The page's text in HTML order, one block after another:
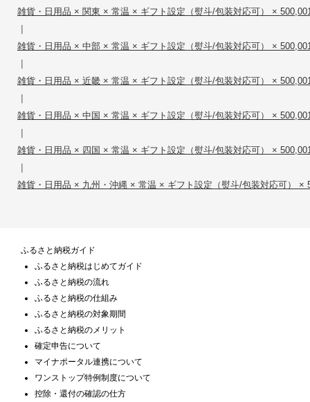
雑貨・日用品 × 関東 × 常温 × ギフト設定（熨斗/包装対応可） ×
|
雑貨・日用品 × 中部 × 常温 × ギフト設定（熨斗/包装対応可） ×
|
雑貨・日用品 × 近畿 × 常温 × ギフト設定（熨斗/包装対応可） ×
|
雑貨・日用品 × 中国 × 常温 × ギフト設定（熨斗/包装対応可） ×
|
雑貨・日用品 × 四国 × 常温 × ギフト設定（熨斗/包装対応可） ×
|
雑貨・日用品 × 九州・沖縄 × 常温 × ギフト設定（熨斗/包装対応可） ×
ふるさと納税ガイド
ふるさと納税はじめてガイド
ふるさと納税の流れ
ふるさと納税の仕組み
ふるさと納税の対象期間
ふるさと納税のメリット
確定申告について
マイナポータル連携について
ワンストップ特例制度について
控除・還付の確認の仕方